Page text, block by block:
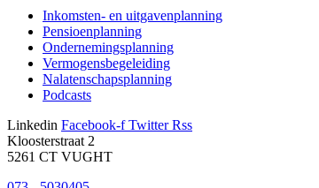
Inkomsten- en uitgavenplanning
Pensioenplanning
Ondernemingsplanning
Vermogensbegeleiding
Nalatenschapsplanning
Podcasts
Linkedin Facebook-f Twitter Rss
Kloosterstraat 2
5261 CT VUGHT